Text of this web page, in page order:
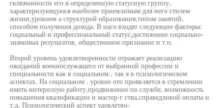
гключонности его в определенную статусную группу,
характеризующуюся наиболее приемлимым для него стилем
жизни,уровнем а структурой образования,типом занятий,
способом получения дохода. В наго входят следующие факторы:
социальный и профессиональный статус,достижение социально-
значимых результатов, общественное признание и т.п.
Второй уровень удовлетворенности отражает реализацию
ожиданий военнослужащего от выбранной профессии и
специальности как в социальном., так я в психологическом
аспектах. На социальном . уровне ото проявляется в стремлении
иметь интересную работу,продвижение по службе, возможность
повышения квалификации и мастер-г ства,справедливой оплаты и
т.д. Психологический аспект удовлетво-